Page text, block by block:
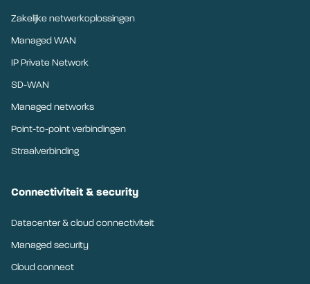
Zakelijke netwerkoplossingen
Managed WAN
IP Private Network
SD-WAN
Managed networks
Point-to-point verbindingen
Straalverbinding
Connectiviteit & security
Datacenter & cloud connectiviteit
Managed security
Cloud connect